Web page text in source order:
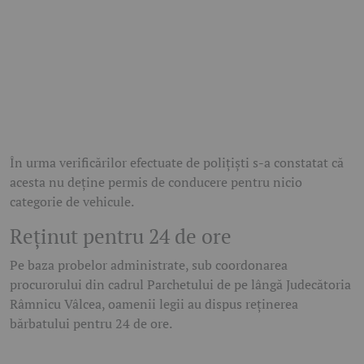
În urma verificărilor efectuate de polițiști s-a constatat că
acesta nu deține permis de conducere pentru nicio
categorie de vehicule.
Reținut pentru 24 de ore
Pe baza probelor administrate, sub coordonarea
procurorului din cadrul Parchetului de pe lângă Judecătoria
Râmnicu Vâlcea, oamenii legii au dispus reținerea
bărbatului pentru 24 de ore.